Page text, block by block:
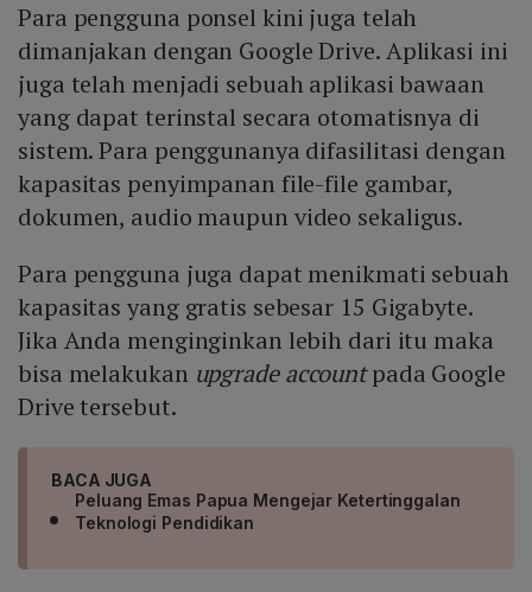
Para pengguna ponsel kini juga telah
dimanjakan dengan Google Drive. Aplikasi ini
juga telah menjadi sebuah aplikasi bawaan
yang dapat terinstal secara otomatisnya di
sistem. Para penggunanya difasilitasi dengan
kapasitas penyimpanan file-file gambar,
dokumen, audio maupun video sekaligus.
Para pengguna juga dapat menikmati sebuah
kapasitas yang gratis sebesar 15 Gigabyte.
Jika Anda menginginkan lebih dari itu maka
bisa melakukan upgrade accountpada Google
Drive tersebut.
BACA JUGA
Peluang Emas Papua Mengejar Ketertinggalan
Teknologi Pendidikan